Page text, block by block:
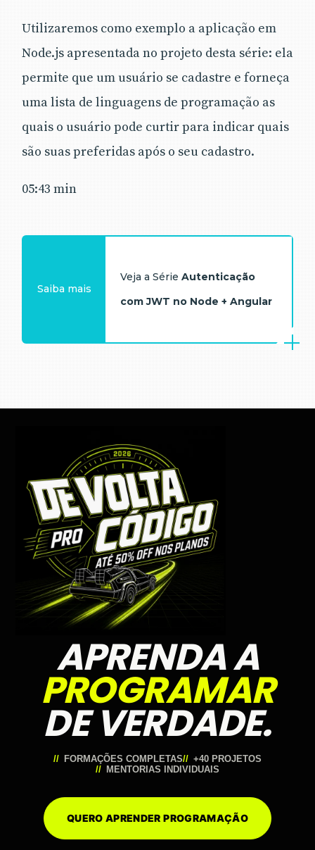
Utilizaremos como exemplo a aplicação em
Node.js apresentada no projeto desta série: ela
permite que um usuário se cadastre e forneça
uma lista de linguagens de programação as
quais o usuário pode curtir para indicar quais
são suas preferidas após o seu cadastro.
05:43 min
Saiba mais
Veja a Série Autenticação
com JWT no Node + Angular
APRENDA A
PROGRAMAR
DE VERDADE.
FORMAÇÕES COMPLETAS
+40 PROJETOS
MENTORIAS INDIVIDUAIS
QUERO APRENDER PROGRAMAÇÃO